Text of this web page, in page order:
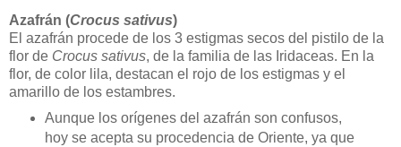
Azafrán (Crocus sativus)
El azafrán procede de los 3 estigmas secos del pistilo de la
flor de Crocus sativus, de la familia de las Iridaceas. En la
flor, de color lila, destacan el rojo de los estigmas y el
amarillo de los estambres.
Aunque los orígenes del azafrán son confusos,
hoy se acepta su procedencia de Oriente, ya que